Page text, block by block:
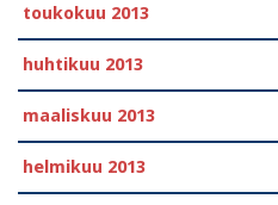
toukokuu 2013
huhtikuu 2013
maaliskuu 2013
helmikuu 2013